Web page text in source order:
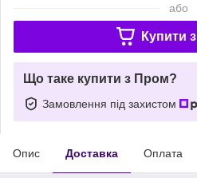
або
Купити з
Що таке купити з Пром?
Замовлення під захистом
Опис Доставка Оплата